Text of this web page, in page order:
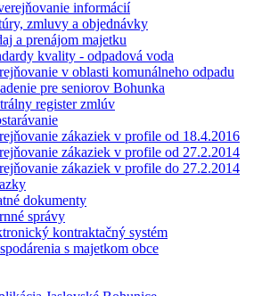
informácií
zmluvy a objednávky
a prenájom majetku
kvality - odpadová voda
v oblasti komunálneho odpadu
pre seniorov Bohunka
register zmlúv
zákaziek v profile od 18.4.2016
zákaziek v profile od 27.2.2014
zákaziek v profile do 27.2.2014
dokumenty
správy
kontraktačný systém
s majetkom obce